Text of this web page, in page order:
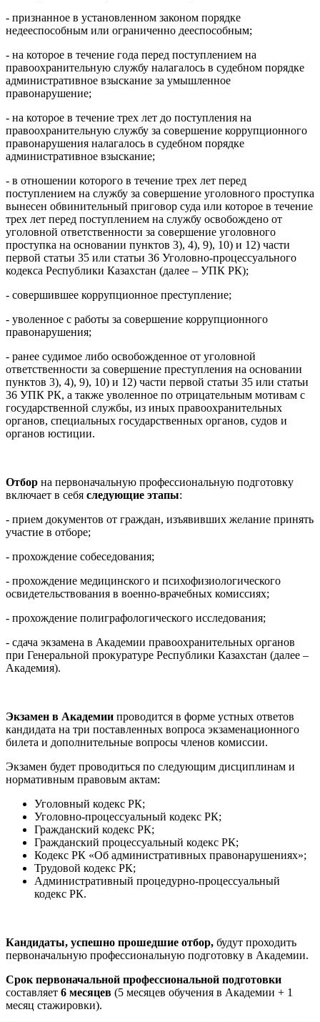
- признанное в установленном законом порядке
недееспособным или ограниченно дееспособным;
- на которое в течение года перед поступлением на
правоохранительную службу налагалось в судебном порядке
административное взыскание за умышленное
правонарушение;
- на которое в течение трех лет до поступления на
правоохранительную службу за совершение коррупционного
правонарушения налагалось в судебном порядке
административное взыскание;
- в отношении которого в течение трех лет перед
поступлением на службу за совершение уголовного проступка
вынесен обвинительный приговор суда или которое в течение
трех лет перед поступлением на службу освобождено от
уголовной ответственности за совершение уголовного
проступка на основании пунктов 3), 4), 9), 10) и 12) части
первой статьи 35 или статьи 36 Уголовно-процессуального
кодекса Республики Казахстан (далее – УПК РК);
- совершившее коррупционное преступление;
- уволенное с работы за совершение коррупционного
правонарушения;
- ранее судимое либо освобожденное от уголовной
ответственности за совершение преступления на основании
пунктов 3), 4), 9), 10) и 12) части первой статьи 35 или статьи
36 УПК РК, а также уволенное по отрицательным мотивам с
государственной службы, из иных правоохранительных
органов, специальных государственных органов, судов и
органов юстиции.
Отбор на первоначальную профессиональную подготовку
включает в себя следующие этапы:
- прием документов от граждан, изъявивших желание принять
участие в отборе;
- прохождение собеседования;
- прохождение медицинского и психофизиологического
освидетельствования в военно-врачебных комиссиях;
- прохождение полиграфологического исследования;
- сдача экзамена в Академии правоохранительных органов
при Генеральной прокуратуре Республики Казахстан (далее –
Академия).
Экзамен в Академии проводится в форме устных ответов
кандидата на три поставленных вопроса экзаменационного
билета и дополнительные вопросы членов комиссии.
Экзамен будет проводиться по следующим дисциплинам и
нормативным правовым актам:
Уголовный кодекс РК;
Уголовно-процессуальный кодекс РК;
Гражданский кодекс РК;
Гражданский процессуальный кодекс РК;
Кодекс РК «Об административных правонарушениях»;
Трудовой кодекс РК;
Административный процедурно-процессуальный
кодекс РК.
Кандидаты, успешно прошедшие отбор, будут проходить
первоначальную профессиональную подготовку в Академии.
Срок первоначальной профессиональной подготовки
составляет 6 месяцев (5 месяцев обучения в Академии + 1
месяц стажировки).